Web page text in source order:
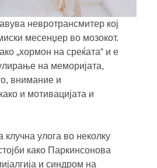
невротрансмитер кој
месенџер во мозокот.
„хормон на среќата“ и е
на меморијата,
внимание и
и мотивацијата и
клучна улога во неколку
како Паркинсонова
и синдром на